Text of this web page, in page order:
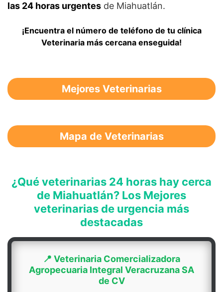
las 24 horas urgentes de Miahuatlán.
¡Encuentra el número de teléfono de tu clínica
Veterinaria más cercana enseguida!
Mejores Veterinarias
Mapa de Veterinarias
¿Qué veterinarias 24 horas hay cerca
de Miahuatlán? Los Mejores
veterinarias de urgencia más
destacadas
📍 Veterinaria Comercializadora
Agropecuaria Integral Veracruzana SA
de CV